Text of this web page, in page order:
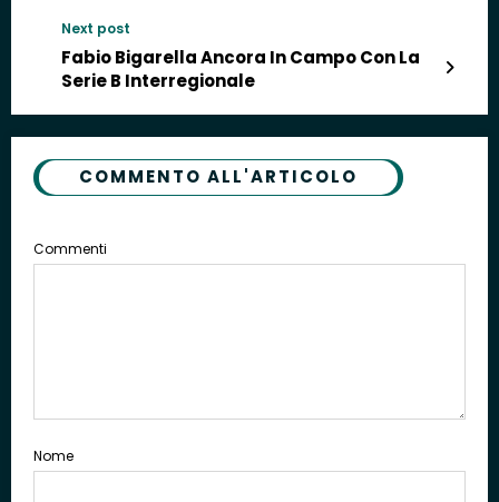
Next post
Fabio Bigarella Ancora In Campo Con La
Serie B Interregionale
COMMENTO ALL'ARTICOLO
Commenti
Nome